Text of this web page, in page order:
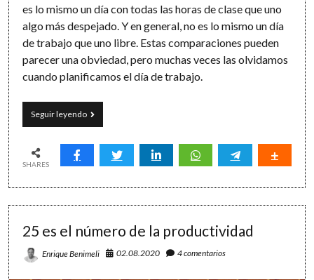
es lo mismo un día con todas las horas de clase que uno
algo más despejado. Y en general, no es lo mismo un día
de trabajo que uno libre. Estas comparaciones pueden
parecer una obviedad, pero muchas veces las olvidamos
cuando planificamos el día de trabajo.
Seguir leyendoCómo
alinear
agenda
y
lista
SHARES
25 es el número de la productividad
Enrique Benimeli 02.08.2020 4 comentarios